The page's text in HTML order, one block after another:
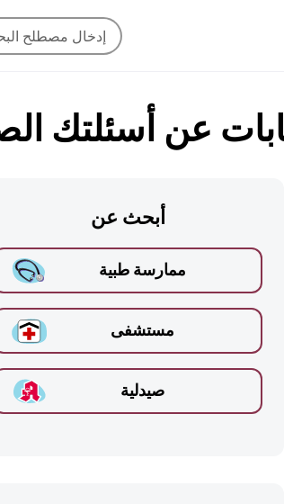
عن أسئلتك
أبحث عن
ممارسة طبية
مستشفى
صيدلية